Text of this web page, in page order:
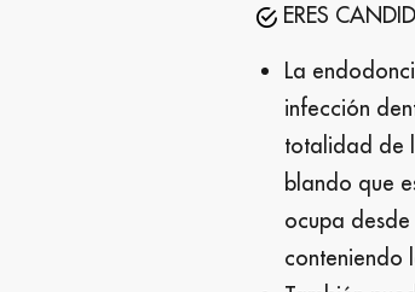
ERES
La
infección
totalidad de
blando que
ocupa
conteniendo